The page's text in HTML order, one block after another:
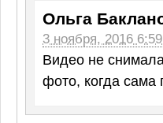
Ольга
3 ноября, 2016 6:59
Видео не
фото, когда сама